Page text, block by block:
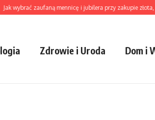
zaufaną mennicę i jubilera przy zakupie złota,
Zdrowie i Uroda Dom i